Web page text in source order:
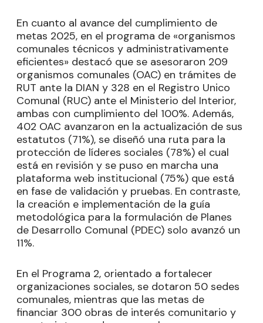
En cuanto al avance del cumplimiento de
metas 2025, en el programa de «organismos
comunales técnicos y administrativamente
eficientes» destacó que se asesoraron 209
organismos comunales (OAC) en trámites de
RUT ante la DIAN y 328 en el Registro Unico
Comunal (RUC) ante el Ministerio del Interior,
ambas con cumplimiento del 100%. Además,
402 OAC avanzaron en la actualización de sus
estatutos (71%), se diseñó una ruta para la
protección de líderes sociales (78%) el cual
está en revisión y se puso en marcha una
plataforma web institucional (75%) que está
en fase de validación y pruebas. En contraste,
la creación e implementación de la guía
metodológica para la formulación de Planes
de Desarrollo Comunal (PDEC) solo avanzó un
11%.
En el Programa 2, orientado a fortalecer
organizaciones sociales, se dotaron 50 sedes
comunales, mientras que las metas de
financiar 300 obras de interés comunitario y